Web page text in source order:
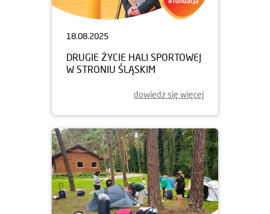
18.08.2025
DRUGIE ŻYCIE HALI SPORTOWEJ
W STRONIU ŚLĄSKIM
dowiedz się więcej